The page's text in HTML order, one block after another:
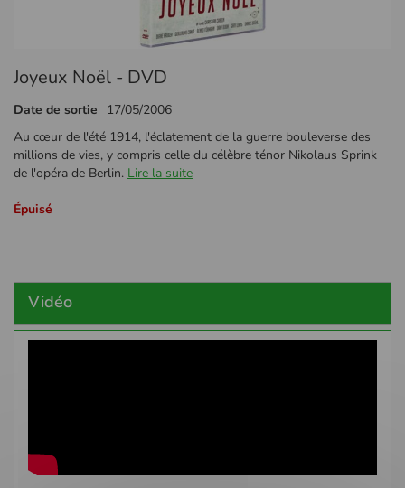
au
de
la
Galerie
d’images
Joyeux Noël - DVD
Date de sortie
17/05/2006
Au cœur de l'été 1914, l'éclatement de la guerre bouleverse des
millions de vies, y compris celle du célèbre ténor Nikolaus Sprink
de l'opéra de Berlin. Lire la suite
Épuisé
Vidéo